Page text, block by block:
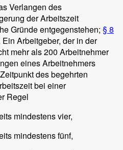
Verlangen des
der Arbeitszeit
Gründe entgegenstehen; § 8
Arbeitgeber, der in der
mehr als 200 Arbeitnehmer
eines Arbeitnehmers
des begehrten
bei einer
Regel
mindestens vier,
mindestens fünf,